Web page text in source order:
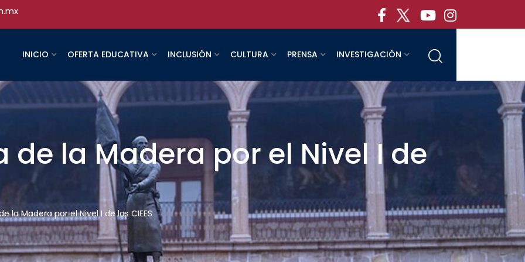
INICIO OFERTA EDUCATIVA INCLUSIÓN CULTURA PRENSA INVESTIGACIÓN
de la Madera por el Nivel I de
la Madera por el Nivel I de los CIEES